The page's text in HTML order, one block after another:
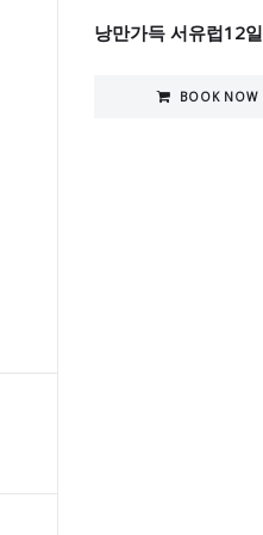
낭만가득 서유럽12일
BOOK NOW